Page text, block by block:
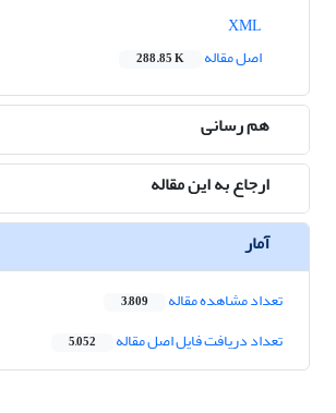
اصل مقاله
288.85 K
هم رسانی
ارجاع به این مقاله
آمار
تعداد مشاهده مقاله 3,809
تعداد دریافت فایل اصل مقاله 5,052